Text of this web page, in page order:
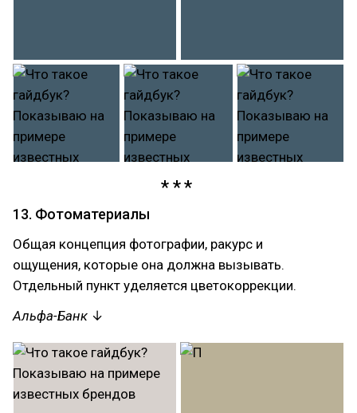
13. Фотоматериалы
Общая концепция фотографии, ракурс и
ощущения, которые она должна вызывать.
Отдельный пункт уделяется цветокоррекции.
Альфа-Банк ↓